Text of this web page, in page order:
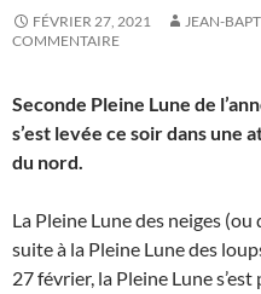
FÉVRIER 27, 2021 JEAN-
COMMENTAIRE
Seconde Pleine Lune de
s’est levée ce soir dans
du nord.
La Pleine Lune des neiges
suite à la Pleine Lune des
27 février, la Pleine Lune